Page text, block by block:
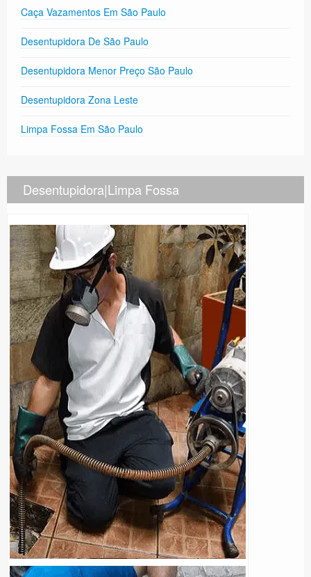
Caça Vazamentos Em São Paulo
Desentupidora De São Paulo
Desentupidora Menor Preço São Paulo
Desentupidora Zona Leste
Limpa Fossa Em São Paulo
Desentupidora|Limpa Fossa